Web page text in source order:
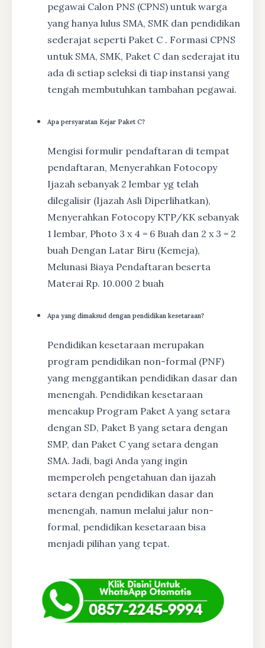
pegawai Calon PNS (CPNS) untuk warga
yang hanya lulus SMA, SMK dan pendidikan
sederajat seperti Paket C . Formasi CPNS
untuk SMA, SMK, Paket C dan sederajat itu
ada di setiap seleksi di tiap instansi yang
tengah membutuhkan tambahan pegawai.
Apa persyaratan Kejar Paket C?
Mengisi formulir pendaftaran di tempat
pendaftaran, Menyerahkan Fotocopy
Ijazah sebanyak 2 lembar yg telah
dilegalisir (Ijazah Asli Diperlihatkan),
Menyerahkan Fotocopy KTP/KK sebanyak
1 lembar, Photo 3 x 4 = 6 Buah dan 2 x 3 = 2
buah Dengan Latar Biru (Kemeja),
Melunasi Biaya Pendaftaran beserta
Materai Rp. 10.000 2 buah
Apa yang dimaksud dengan pendidikan kesetaraan?
Pendidikan kesetaraan merupakan
program pendidikan non-formal (PNF)
yang menggantikan pendidikan dasar dan
menengah. Pendidikan kesetaraan
mencakup Program Paket A yang setara
dengan SD, Paket B yang setara dengan
SMP, dan Paket C yang setara dengan
SMA. Jadi, bagi Anda yang ingin
memperoleh pengetahuan dan ijazah
setara dengan pendidikan dasar dan
menengah, namun melalui jalur non-
formal, pendidikan kesetaraan bisa
menjadi pilihan yang tepat.